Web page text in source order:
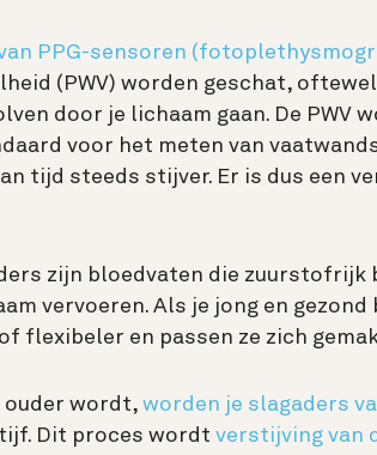
PPG-sensoren
(PWV) worden geschat,
door je lichaam gaan. De PWV
voor het meten van
tijd steeds stijver. Er is dus een
zijn bloedvaten die zuurstofrijk
vervoeren. Als je jong en
flexibeler en passen ze zich
ouder wordt, worden je slagaders
Dit proces wordt verstijving van